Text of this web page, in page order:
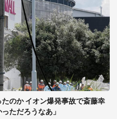
のか イオン爆発事故で斎藤幸
ただろうなあ」